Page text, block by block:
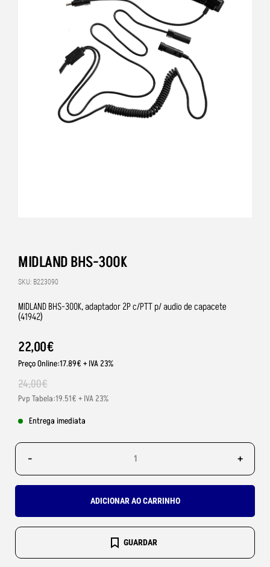
MIDLAND BHS-300K
SKU: B223090
MIDLAND BHS-300K, adaptador 2P c/PTT p/ audio de capacete
(41942)
22,00€
Preço Online:17.89€ + IVA 23%
24,00€
Pvp Tabela:19.51€ + IVA 23%
Entrega imediata
- +
ADICIONAR AO CARRINHO
GUARDAR